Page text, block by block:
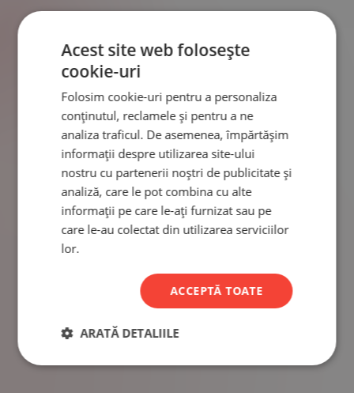
Acest site web folosește
cookie-uri
Folosim cookie-uri pentru a personaliza
conținutul, reclamele și pentru a ne
analiza traficul. De asemenea, împărtășim
informații despre utilizarea site-ului
nostru cu partenerii noștri de publicitate și
analiză, care le pot combina cu alte
informații pe care le-ați furnizat sau pe
care le-au colectat din utilizarea serviciilor
lor.
ACCEPTĂ TOATE
ARATĂ DETALIILE